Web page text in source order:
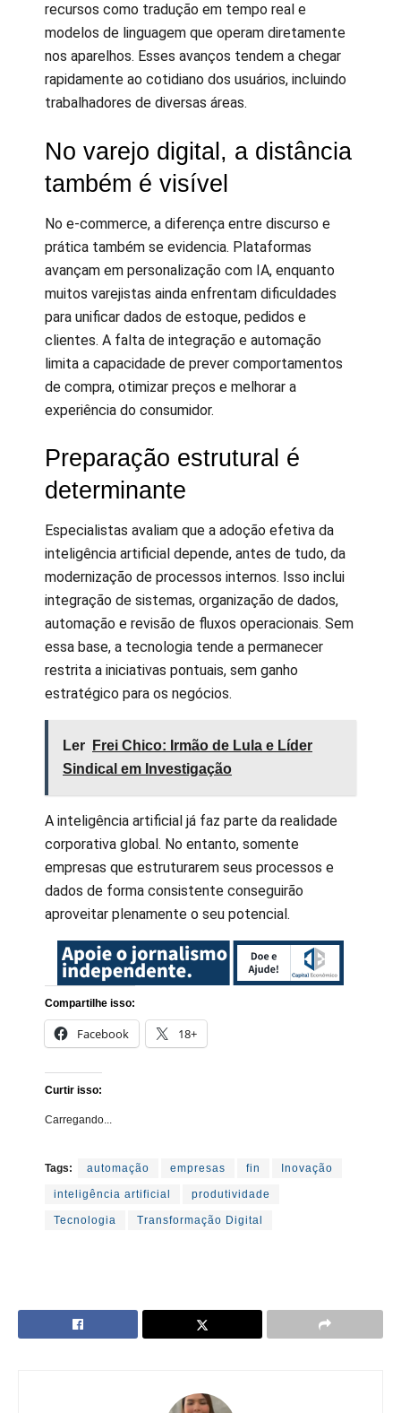
recursos como tradução em tempo real e
modelos de linguagem que operam diretamente
nos aparelhos. Esses avanços tendem a chegar
rapidamente ao cotidiano dos usuários, incluindo
trabalhadores de diversas áreas.
No varejo digital, a distância
também é visível
No e-commerce, a diferença entre discurso e
prática também se evidencia. Plataformas
avançam em personalização com IA, enquanto
muitos varejistas ainda enfrentam dificuldades
para unificar dados de estoque, pedidos e
clientes. A falta de integração e automação
limita a capacidade de prever comportamentos
de compra, otimizar preços e melhorar a
experiência do consumidor.
Preparação estrutural é
determinante
Especialistas avaliam que a adoção efetiva da
inteligência artificial depende, antes de tudo, da
modernização de processos internos. Isso inclui
integração de sistemas, organização de dados,
automação e revisão de fluxos operacionais. Sem
essa base, a tecnologia tende a permanecer
restrita a iniciativas pontuais, sem ganho
estratégico para os negócios.
Ler
Frei Chico: Irmão de Lula e Líder
Sindical em Investigação
A inteligência artificial já faz parte da realidade
corporativa global. No entanto, somente
empresas que estruturarem seus processos e
dados de forma consistente conseguirão
aproveitar plenamente o seu potencial.
Compartilhe isso:
Facebook 18+
Curtir isso:
Carregando...
Tags: automação empresas fin Inovação
inteligência artificial produtividade
Tecnologia Transformação Digital